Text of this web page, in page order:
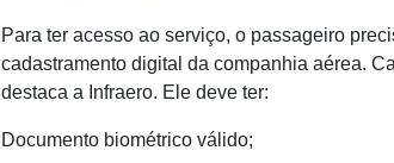
Para ter acesso ao serviço, o passageiro
cadastramento digital da companhia aérea.
destaca a Infraero. Ele deve ter:
Documento biométrico válido;